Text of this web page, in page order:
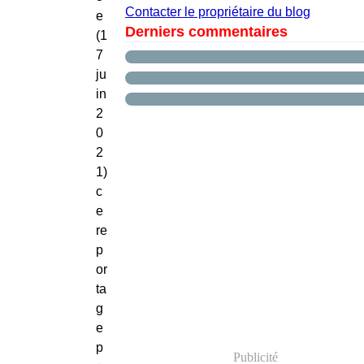
e
(1
7
ju
in
2
0
2
1)
c
e
re
p
or
ta
g
e
p
Contacter le propriétaire du blog
Derniers commentaires
Publicité